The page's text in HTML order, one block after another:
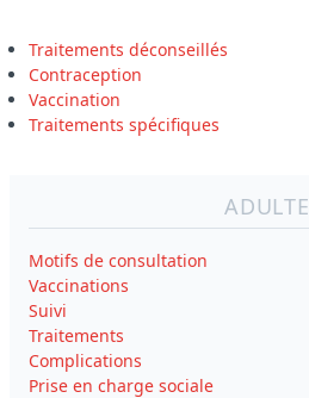
Traitements déconseillés
Contraception
Vaccination
Traitements spécifiques
ADULTE
Motifs de consultation
Vaccinations
Suivi
Traitements
Complications
Prise en charge sociale